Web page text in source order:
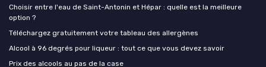
Choisir entre l'eau de Saint-Antonin et Hépar : quelle est la meilleure
option ?
Téléchargez gratuitement votre tableau des allergènes
Alcool à 96 degrés pour liqueur : tout ce que vous devez savoir
Prix des alcools au pas de la case